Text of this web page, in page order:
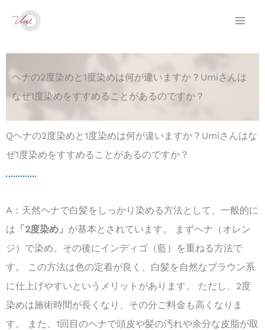
プ
ヘナの2度染めと1度染めは何が違いますか？Umiさんは
なぜ1度染めをすすめることがあるのですか？
Qヘナの2度染めと1度染めは何が違いますか？Umiさんはな
ぜ1度染めをすすめることがあるのですか？
A：天然ヘナで白髪をしっかり染める方法として、一般的に
は 「2度染め」 が基本とされています。 まずヘナ（オレン
ジ）で染め、その後にインディゴ（藍）を重ねる方法で
す。 この方法は色の定着が良く、白髪を自然なブラウン系
に仕上げやすいというメリットがあります。 ただし、2度
染めは施術時間が長くなり、その分ご料金も高くなりま
す。 また、1回目のヘナで頭皮や髪の汚れや余分な皮脂が取